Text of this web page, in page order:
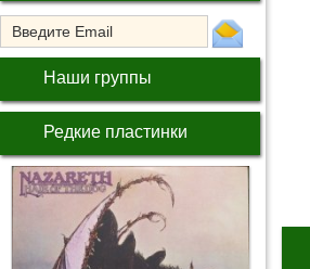
Наши группы
Редкие пластинки